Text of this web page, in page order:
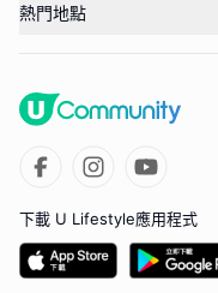
熱門地點
下載 U Lifestyle應用程式